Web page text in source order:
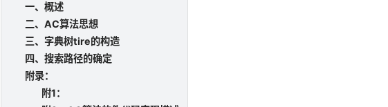
一、概述
二、AC算法思想
三、字典树tire的构造
四、搜索路径的确定
附录：
附1：